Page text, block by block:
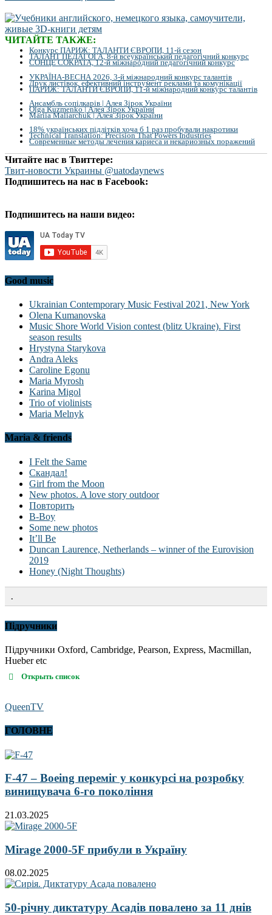
ЧИТАЙТЕ ТАКЖЕ:
Конкурс ПАРИЖ: ТАЛАНТИ ЄВРОПИ, 11-й сезон
ТАЛАНТ ПЕДАГОГА, 8-й всеукраїнський педагогічний конкурс
СОНЦЕ СОКРАТА, 12-й міжнародний педагогічний конкурс
УКРАЇНА-ВЕСНА 2026, 3-й міжнародний конкурс талантів
Друк листівок, ефективний інструмент реклами та комунікації
ПАРИЖ: ТАЛАНТИ ЄВРОПИ, 11-й міжнародний конкурс талантів
Ансамбль сопілкарів | Алея Зірок України
Olga Kuzmenko | Алея Зірок України
Mariia Maliarchuk | Алея Зірок України
18% українських підлітків хоча б 1 раз пробували накротики
Technical Translation: Precision That Powers Industries
Современные методы лечения кариеса и некариозных поражений
Читайте нас в Твиттере:
Твит-новости Украины @uatodaynews
Подпишитесь на нас в Facebook:
Подпишитесь на наши видео:
Good music
Ukrainian Contemporary Music Festival 2021, New York
Olena Kumanovska
Music Shore World Vision contest (blitz Ukraine). First
season results
Hrystyna Starykova
Andra Aleks
Caroline Egonu
Maria Myrosh
Karina Migol
Trio of violinists
Maria Melnyk
Maria & friends
I Felt the Same
Скандал!
Girl from the Moon
New photos. A love story outdoor
Повторить
B-Boy
Some new photos
It’ll Be
Duncan Laurence, Netherlands – winner of the Eurovision
2019
Honey (Night Thoughts)
.
Підручники
Підручники Oxford, Cambridge, Pearson, Express, Macmillan,
Hueber etc
Открыть список
QueenTV
ГОЛОВНЕ
F-47 – Boeing переміг у конкурсі на розробку
винищувача 6-го покоління
21.03.2025
Mirage 2000-5F прибули в Україну
08.02.2025
50-річну диктатуру Асадів повалено за 11 днів